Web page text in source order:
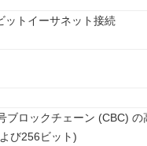
ットイーサネット接続
ブロックチェーン (CBC)
び256ビット)